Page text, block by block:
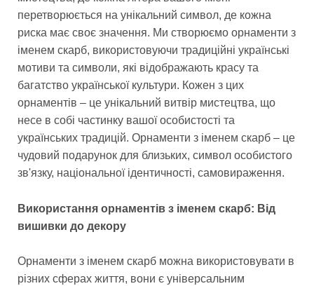
перетворюється на унікальний символ, де кожна
риска має своє значення. Ми створюємо орнаменти з
іменем скарб, використовуючи традиційні українські
мотиви та символи, які відображають красу та
багатство української культури. Кожен з цих
орнаментів – це унікальний витвір мистецтва, що
несе в собі частинку вашої особистості та
українських традицій. Орнаменти з іменем скарб – це
чудовий подарунок для близьких, символ особистого
зв'язку, національної ідентичності, самовираження.
Використання орнаментів з іменем скарб: Від
вишивки до декору
Орнаменти з іменем скарб можна використовувати в
різних сферах життя, вони є універсальним